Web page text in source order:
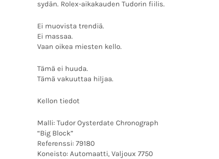
sydän. Rolex-aikakauden Tudorin fiilis.
Ei muovista trendiä.
Ei massaa.
Vaan oikea miesten kello.
Tämä ei huuda.
Tämä vakuuttaa hiljaa.
Kellon tiedot
Malli: Tudor Oysterdate Chronograph
“Big Block”
Referenssi: 79180
Koneisto: Automaatti, Valjoux 7750